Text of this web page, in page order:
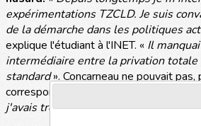
expérimentations TZCLD. Je suis
de la démarche dans les politiques
explique l'étudiant à l'INET. « Il
intermédiaire entre la privation
standard». Concarneau ne pouvait pas,
correspondre à ses souhaits. «
Je suis
j'avais très envie de faire ce stage